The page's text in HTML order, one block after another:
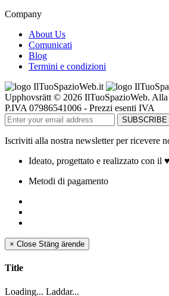
Company
About Us
Comunicati
Blog
Termini e condizioni
Upphovsrätt © 2026 IlTuoSpazioWeb. Alla
P.IVA 07986541006 - Prezzi esenti IVA
Iscriviti alla nostra newsletter per ricevere
Ideato, progettato e realizzato con il ♥
Metodi di pagamento
× Close Stäng ärende
Title
Loading... Laddar...